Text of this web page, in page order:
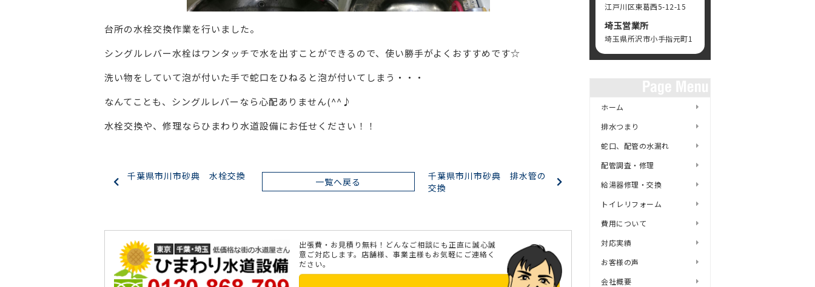
台所の水栓交換作業を行いました。
シングルレバー水栓はワンタッチで水を出すことができるので、使い勝手がよくおすすめです☆
洗い物をしていて泡が付いた手で蛇口をひねると泡が付いてしまう・・・
なんてことも、シングルレバーなら心配ありません(^^♪
水栓交換や、修理ならひまわり水道設備にお任せください！！
千葉県市川市砂典 水栓交換 一覧へ戻る
千葉県市川市砂典 排水管の
交換
出張費・お見積り無料！どんなご相談にも正直に誠心誠
意ご対応します。店舗様、事業主様もお気軽にご連絡く
ださい。
江戸川区東葛西5-12-15
埼玉営業所
埼玉県所沢市小手指元町1
ホーム
排水つまり
蛇口、配管の水漏れ
配管調査・修理
給湯器修理・交換
トイレリフォーム
費用について
対応実績
お客様の声
会社概要